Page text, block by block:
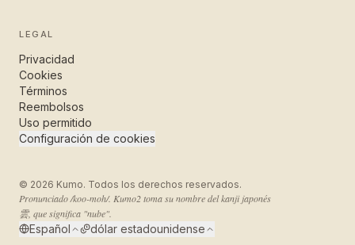
LEGAL
Privacidad
Cookies
Términos
Reembolsos
Uso permitido
Configuración de cookies
© 2026 Kumo. Todos los derechos reservados.
Pronunciado /koo-moh/. Kumo2 toma su nombre del kanji japonés
雲, que significa "nube".
Español dólar estadounidense